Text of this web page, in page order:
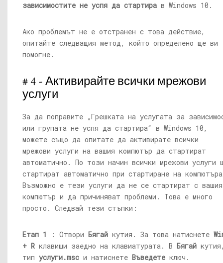
зависимостите не успя да стартира в Windows 10.
Ако проблемът не е отстранен с това действие,
опитайте следващия метод, който определено ще ви
помогне.
# 4 - Активирайте всички мрежови
услуги
За да поправите „Грешката на услугата за
или групата не успя да стартира“ в Windows 10,
можете също да опитате да активирате всички
мрежови услуги на вашия компютър да стартират
автоматично. По този начин всички мрежови услуги
стартират автоматично при стартиране на
Възможно е тези услуги да не се стартират с вашия
компютър и да причиняват проблеми. Това е много
просто. Следвай тези стъпки:
Етап 1 : Отвори Бягай кутия. За това натиснете
+ R клавиши заедно на клавиатурата. В Бягай
тип услуги.msc и натиснете Въведете ключ.